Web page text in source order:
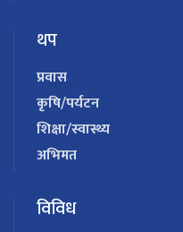
थप
प्रवास
कृषि/पर्यटन
शिक्षा/स्वास्थ्य
अभिमत
विविध